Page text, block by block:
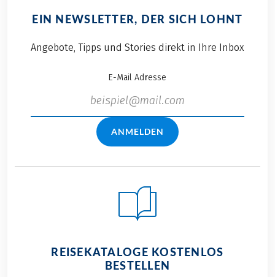
EIN NEWSLETTER, DER SICH LOHNT
Angebote, Tipps und Stories direkt in Ihre Inbox
E-Mail Adresse
ANMELDEN
REISEKATALOGE KOSTENLOS
BESTELLEN